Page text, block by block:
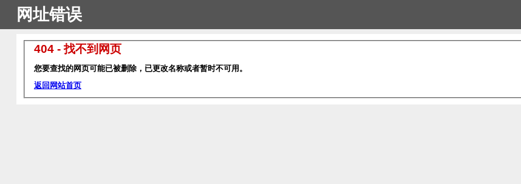
网址错误
404 - 找不到网页
您要查找的网页可能已被删除，已更改名称或者暂时不可用。
返回网站首页